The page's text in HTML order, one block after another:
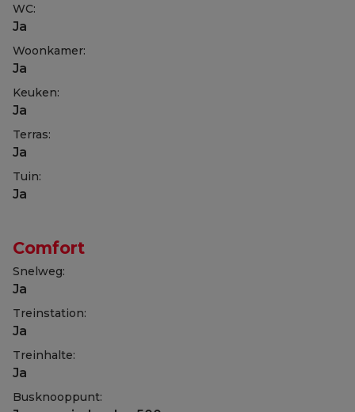
WC:
Ja
Woonkamer:
Ja
Keuken:
Ja
Terras:
Ja
Tuin:
Ja
Comfort
Snelweg:
Ja
Treinstation:
Ja
Treinhalte:
Ja
Busknooppunt: